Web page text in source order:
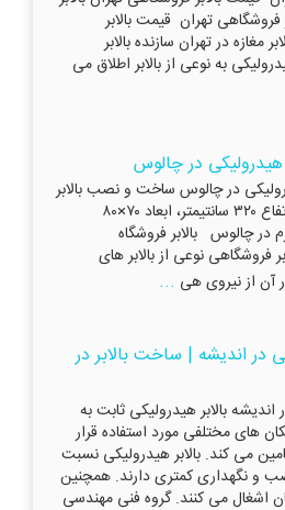
فروشگاهی تهران قیمت بالابر
مغازه در تهران سازنده بالابر
به نوعی از بالابر اطلاق می
در چالوس
در چالوس ساخت و نصب بالابر
فروشگاه هیدرولیکی در ارتفاع ۳۲۰ سانتیمتر، ابعاد ۷۰×۸۰
وزن ۳۰۰ کیلوگرم در چالوس بالابر فروشگاه
فروشگاهی نوعی از بالابر های
آن از نیروی هی ...
در اندیشه | ساخت بالابر در
بالابر هیدرولیکی ثابت به
های مختلفی مورد استفاده قرار
می کند. بالابر هیدرولیکی نسبت
و نگهداری کمتری دارند. همچنین
اشغال می کنند. گروه فنی مهندسی